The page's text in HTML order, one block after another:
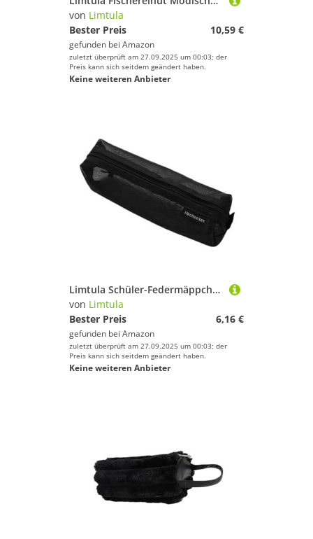
von Limtula
Bester Preis
10,59 €
gefunden bei Amazon
zuletzt überprüft am 27.09.2025 um 00:03; der
Preis kann sich seitdem geändert haben.
Keine weiteren Anbieter
Limtula Schüler-Federmäppchen, transparent, großes Fassungsvermögen, einfaches Etui für die Organisation von Schulbedarf, einfache transparente tragbare Tasche, Schwarz
von Limtula
Bester Preis
6,16 €
gefunden bei Amazon
zuletzt überprüft am 27.09.2025 um 00:03; der
Preis kann sich seitdem geändert haben.
Keine weiteren Anbieter